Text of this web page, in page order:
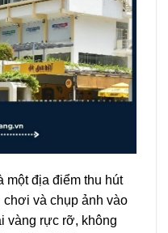
một địa điểm thu hút
và chụp ảnh vào
vàng rực rỡ, không